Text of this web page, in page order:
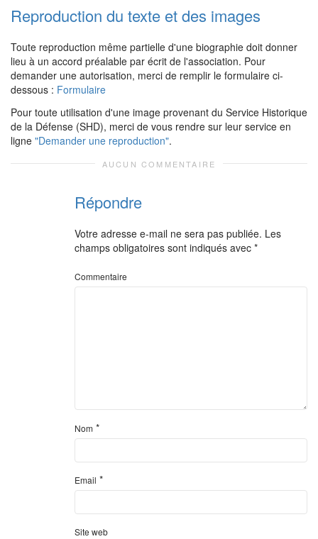
Reproduction du texte et des images
Toute reproduction même partielle d'une biographie doit donner
lieu à un accord préalable par écrit de l'association. Pour
demander une autorisation, merci de remplir le formulaire ci-
dessous : Formulaire
Pour toute utilisation d'une image provenant du Service Historique
de la Défense (SHD), merci de vous rendre sur leur service en
ligne "Demander une reproduction".
AUCUN COMMENTAIRE
Répondre
Votre adresse e-mail ne sera pas publiée. Les
champs obligatoires sont indiqués avec *
Commentaire
Nom *
Email *
Site web